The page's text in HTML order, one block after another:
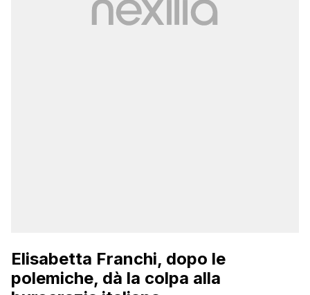
Elisabetta Franchi, dopo le
polemiche, dà la colpa alla